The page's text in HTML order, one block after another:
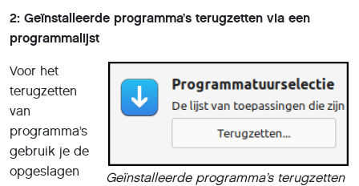
2: Geïnstalleerde programma’s terugzetten via een
programmalijst
Geïnstalleerde programma’s terugzetten
Voor het
terugzetten
van
programma’s
gebruik je de
opgeslagen